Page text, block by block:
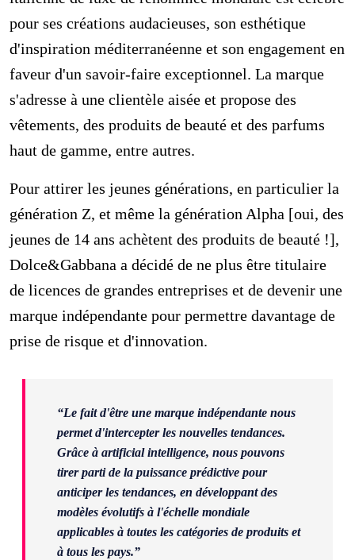
pour ses créations audacieuses, son esthétique
d'inspiration méditerranéenne et son engagement en
faveur d'un savoir-faire exceptionnel. La marque
s'adresse à une clientèle aisée et propose des
vêtements, des produits de beauté et des parfums
haut de gamme, entre autres.
Pour attirer les jeunes générations, en particulier la
génération Z, et même la génération Alpha [oui, des
jeunes de 14 ans achètent des produits de beauté !],
Dolce&Gabbana a décidé de ne plus être titulaire
de licences de grandes entreprises et de devenir une
marque indépendante pour permettre davantage de
prise de risque et d'innovation.
“Le fait d'être une marque indépendante nous
permet d'intercepter les nouvelles tendances.
Grâce à artificial intelligence, nous pouvons
tirer parti de la puissance prédictive pour
anticiper les tendances, en développant des
modèles évolutifs à l'échelle mondiale
applicables à toutes les catégories de produits et
à tous les pays.”